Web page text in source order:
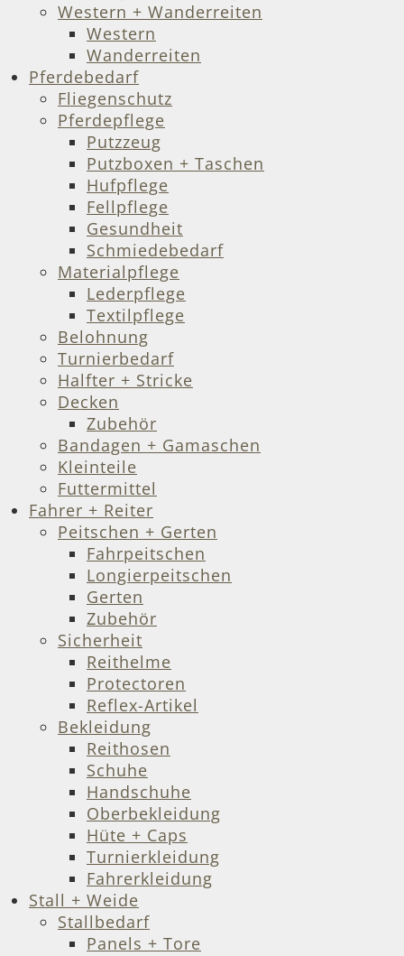
Western + Wanderreiten
Western
Wanderreiten
Pferdebedarf
Fliegenschutz
Pferdepflege
Putzzeug
Putzboxen + Taschen
Hufpflege
Fellpflege
Gesundheit
Schmiedebedarf
Materialpflege
Lederpflege
Textilpflege
Belohnung
Turnierbedarf
Halfter + Stricke
Decken
Zubehör
Bandagen + Gamaschen
Kleinteile
Futtermittel
Fahrer + Reiter
Peitschen + Gerten
Fahrpeitschen
Longierpeitschen
Gerten
Zubehör
Sicherheit
Reithelme
Protectoren
Reflex-Artikel
Bekleidung
Reithosen
Schuhe
Handschuhe
Oberbekleidung
Hüte + Caps
Turnierkleidung
Fahrerkleidung
Stall + Weide
Stallbedarf
Panels + Tore